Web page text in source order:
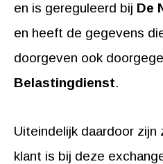
en is gereguleerd bij De
en heeft de gegevens
doorgeven ook
Belastingdienst.
Uiteindelijk daardoor
klant is bij deze